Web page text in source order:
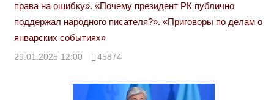
права на ошибку». «Почему президент РК публично
поддержал народного писателя?». «Приговоры по делам о
январских событиях»
29.01.2025 12:00 45874